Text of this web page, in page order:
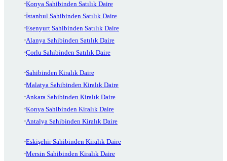
Konya Sahibinden Satılık Daire
İstanbul Sahibinden Satılık Daire
Esenyurt Sahibinden Satılık Daire
Alanya Sahibinden Satılık Daire
Çorlu Sahibinden Satılık Daire
Sahibinden Kiralık Daire
Malatya Sahibinden Kiralık Daire
Ankara Sahibinden Kiralık Daire
Konya Sahibinden Kiralık Daire
Antalya Sahibinden Kiralık Daire
Eskişehir Sahibinden Kiralık Daire
Mersin Sahibinden Kiralık Daire